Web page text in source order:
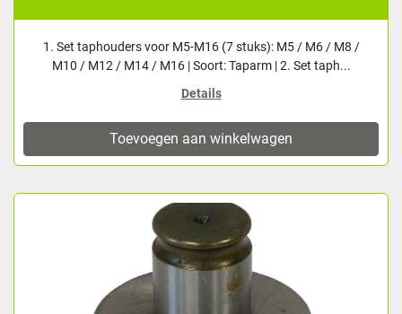
1. Set taphouders voor M5-M16 (7 stuks): M5 / M6 / M8 /
M10 / M12 / M14 / M16 | Soort: Taparm | 2. Set taph...
Details
Toevoegen aan winkelwagen